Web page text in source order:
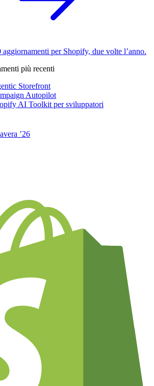
aggiornamenti per Shopify, due volte l’anno.
più recenti
Storefront
Autopilot
AI Toolkit per sviluppatori
’26